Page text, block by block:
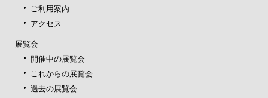
ご利用案内
アクセス
展覧会
開催中の展覧会
これからの展覧会
過去の展覧会